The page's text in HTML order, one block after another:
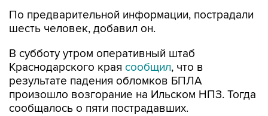
По предварительной информации, пострадали
шесть человек, добавил он.
В субботу утром оперативный штаб
Краснодарского края сообщил, что в
результате падения обломков БПЛА
произошло возгорание на Ильском НПЗ. Тогда
сообщалось о пяти пострадавших.